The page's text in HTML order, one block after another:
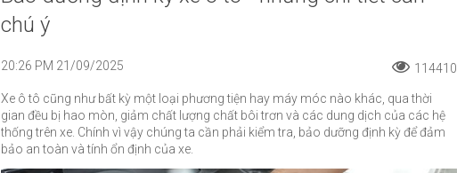
chú ý
20:26 PM 21/09/2025 114410
Xe ô tô cũng như bất kỳ một loại phương tiện hay máy móc nào khác, qua thời
gian đều bị hao mòn, giảm chất lượng chất bôi trơn và các dung dịch của các hệ
thống trên xe. Chính vì vậy chúng ta cần phải kiểm tra, bảo dưỡng định kỳ để đảm
bảo an toàn và tính ổn định của xe.